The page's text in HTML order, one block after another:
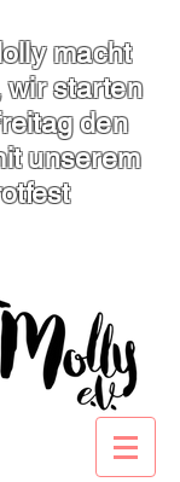
macht
wir starten
den
unserem